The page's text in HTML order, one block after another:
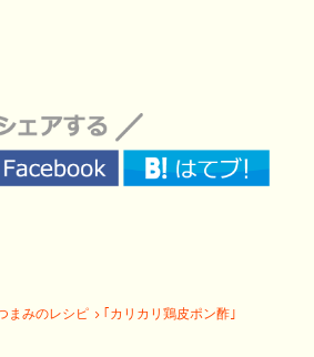
まみのレシピ ｢カリカリ鶏皮ポン酢｣